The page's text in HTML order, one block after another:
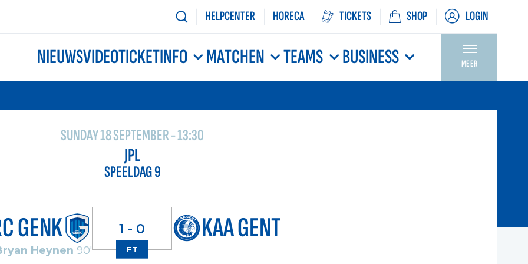
HELPCENTER HORECA TICKETS SHOP LOGIN
NIEUWSVIDEOTICKETINFO MATCHEN TEAMS BUSINESS MEER
SUNDAY 18 SEPTEMBER - 13:30
JPL
SPEELDAG 9
GENK
Heynen 90'
1 - 0
FT
KAA GENT